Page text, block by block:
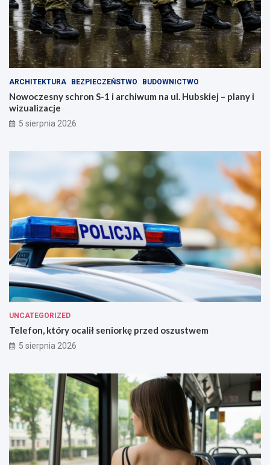
ARCHITEKTURA BEZPIECZEŃSTWO BUDOWNICTWO
Nowoczesny schron S-1 i archiwum na ul. Hubskiej – plany i
wizualizacje
5 sierpnia 2026
UNCATEGORIZED
Telefon, który ocalił seniorkę przed oszustwem
5 sierpnia 2026